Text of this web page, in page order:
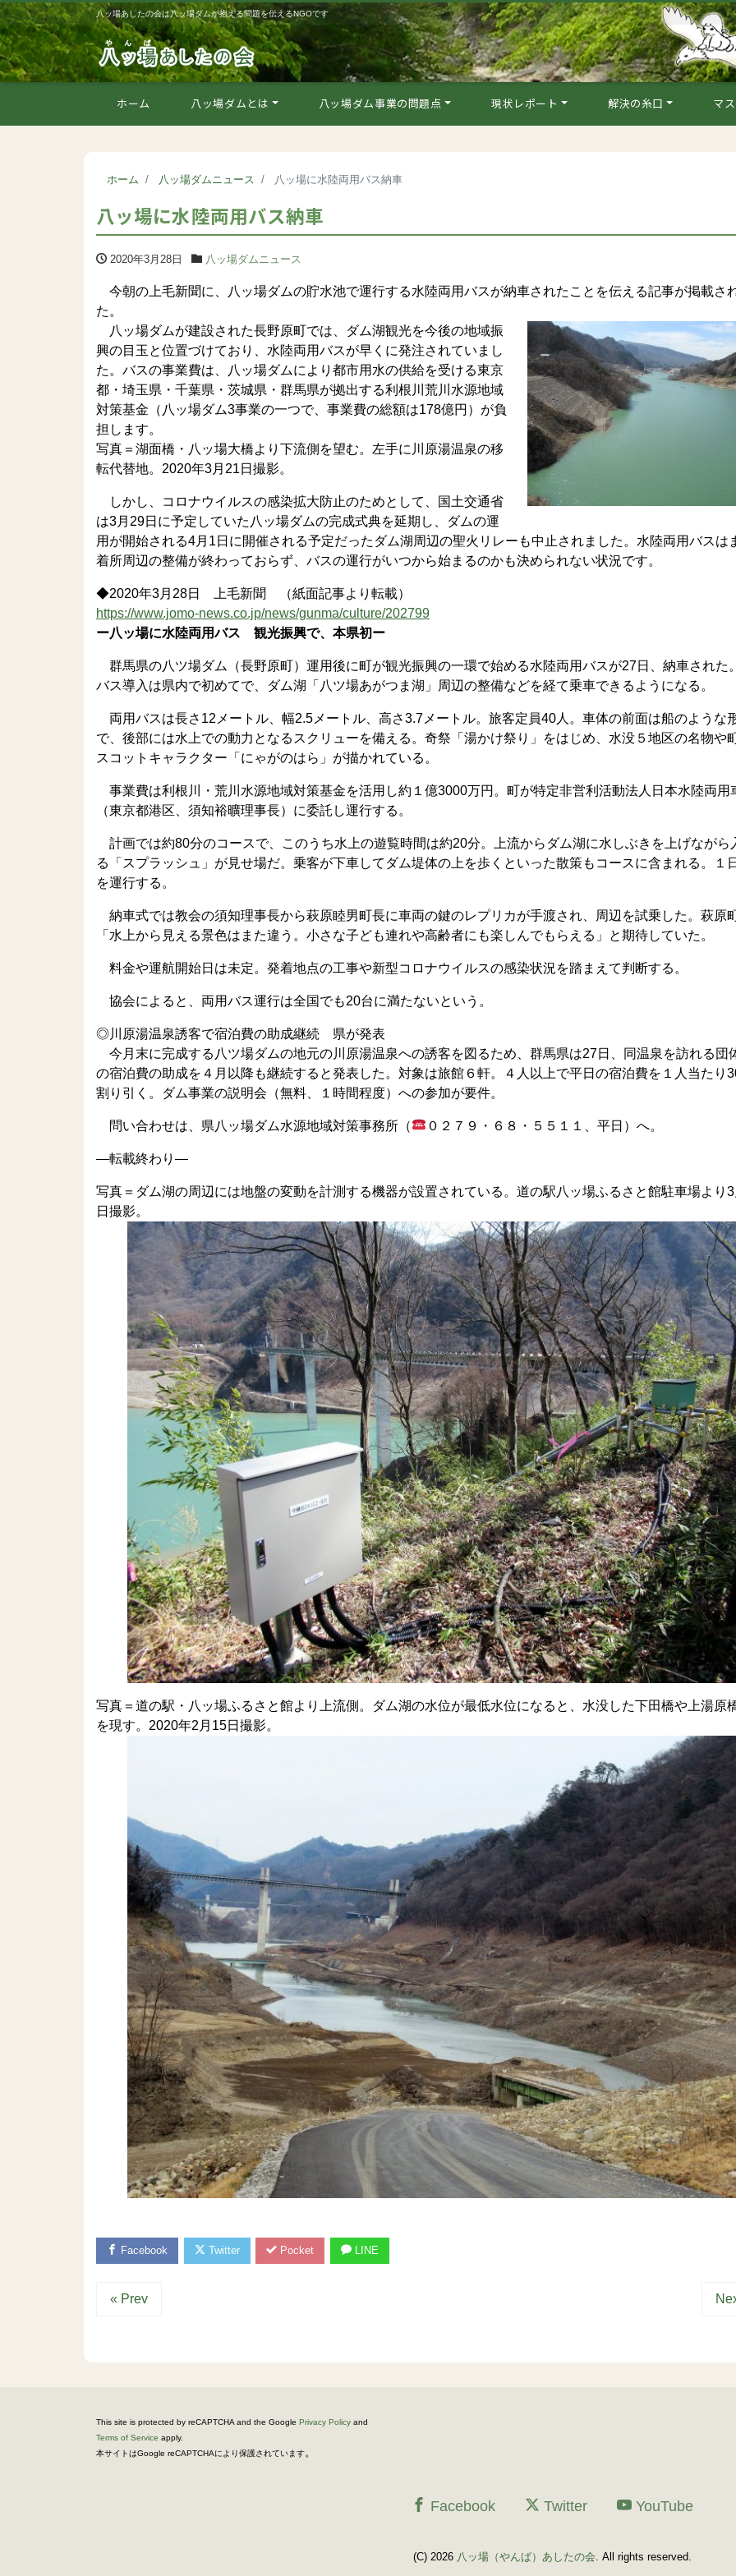
八ッ場あしたの会は八ッ場ダムが抱える問題を伝えるNGOです
ホーム 八ッ場ダムとは 八ッ場ダム事業の問題点 現状レポート 解決の糸口 マ
ホーム 八ッ場ダムニュース 八ッ場に水陸両用バス納車
八ッ場に水陸両用バス納車
2020年3月28日 八ッ場ダムニュース
今朝の上毛新聞に、八ッ場ダムの貯水池で運行する水陸両用バスが納車されたことを伝える記事が掲載さ
た。
八ッ場ダムが建設された長野原町では、ダム湖観光を今後の地域振
興の目玉と位置づけており、水陸両用バスが早くに発注されていまし
た。バスの事業費は、八ッ場ダムにより都市用水の供給を受ける東京
都・埼玉県・千葉県・茨城県・群馬県が拠出する利根川荒川水源地域
対策基金（八ッ場ダム3事業の一つで、事業費の総額は178億円）が負
担します。
写真＝湖面橋・八ッ場大橋より下流側を望む。左手に川原湯温泉の移
転代替地。2020年3月21日撮影。
しかし、コロナウイルスの感染拡大防止のためとして、国土交通省
は3月29日に予定していた八ッ場ダムの完成式典を延期し、ダムの運
用が開始される4月1日に開催される予定だったダム湖周辺の聖火リレーも中止されました。水陸両用バスは
着所周辺の整備が終わっておらず、バスの運行がいつから始まるのかも決められない状況です。
◆2020年3月28日 上毛新聞 （紙面記事より転載）
https://www.jomo-news.co.jp/news/gunma/culture/202799
ー八ッ場に水陸両用バス 観光振興で、本県初ー
群馬県の八ツ場ダム（長野原町）運用後に町が観光振興の一環で始める水陸両用バスが27日、納車された
バス導入は県内で初めてで、ダム湖「八ツ場あがつま湖」周辺の整備などを経て乗車できるようになる。
両用バスは長さ12メートル、幅2.5メートル、高さ3.7メートル。旅客定員40人。車体の前面は船のような
で、後部には水上での動力となるスクリューを備える。奇祭「湯かけ祭り」をはじめ、水没５地区の名物や
スコットキャラクター「にゃがのはら」が描かれている。
事業費は利根川・荒川水源地域対策基金を活用し約１億3000万円。町が特定非営利活動法人日本水陸両用
（東京都港区、須知裕曠理事長）に委託し運行する。
計画では約80分のコースで、このうち水上の遊覧時間は約20分。上流からダム湖に水しぶきを上げながら
る「スプラッシュ」が見せ場だ。乗客が下車してダム堤体の上を歩くといった散策もコースに含まれる。１
を運行する。
納車式では教会の須知理事長から萩原睦男町長に車両の鍵のレプリカが手渡され、周辺を試乗した。萩原
「水上から見える景色はまた違う。小さな子ども連れや高齢者にも楽しんでもらえる」と期待していた。
料金や運航開始日は未定。発着地点の工事や新型コロナウイルスの感染状況を踏まえて判断する。
協会によると、両用バス運行は全国でも20台に満たないという。
◎川原湯温泉誘客で宿泊費の助成継続 県が発表
今月末に完成する八ツ場ダムの地元の川原湯温泉への誘客を図るため、群馬県は27日、同温泉を訪れる団
の宿泊費の助成を４月以降も継続すると発表した。対象は旅館６軒。４人以上で平日の宿泊費を１人当たり
割り引く。ダム事業の説明会（無料、１時間程度）への参加が要件。
問い合わせは、県八ッ場ダム水源地域対策事務所（ ０２７９・６８・５５１１、平日）へ。
—転載終わり—
写真＝ダム湖の周辺には地盤の変動を計測する機器が設置されている。道の駅八ッ場ふるさと館駐車場より
日撮影。
写真＝道の駅・八ッ場ふるさと館より上流側。ダム湖の水位が最低水位になると、水没した下田橋や上湯原
を現す。2020年2月15日撮影。
Facebook Twitter Pocket LINE
« Prev
This site is protected by reCAPTCHA and the Google Privacy Policy and
Terms of Service apply.
本サイトはGoogle reCAPTCHAにより保護されています。
Facebook Twitter YouTube
(C) 2026 八ッ場（やんば）あしたの会 . All rights reserved.